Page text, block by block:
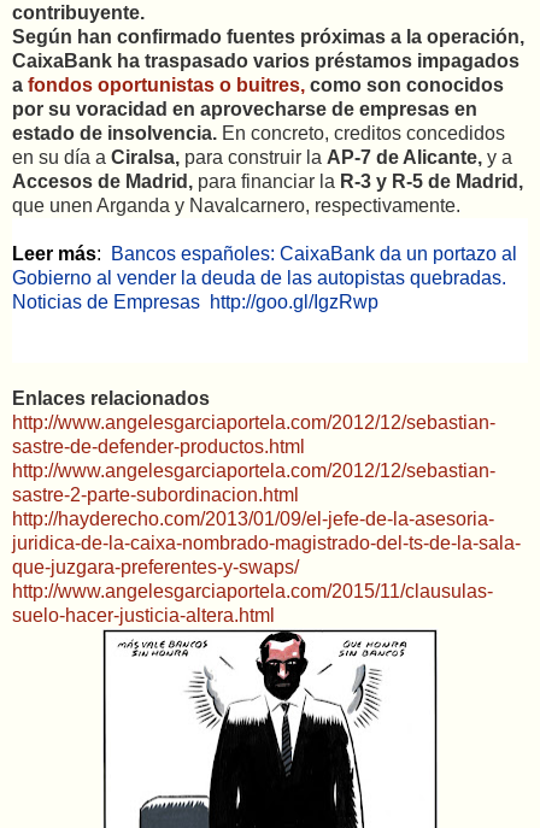
contribuyente.
Según han confirmado fuentes próximas a la operación,
CaixaBank ha traspasado varios préstamos impagados
a fondos oportunistas o buitres, como son conocidos
por su voracidad en aprovecharse de empresas en
estado de insolvencia. En concreto, creditos concedidos
en su día a Ciralsa, para construir la AP-7 de Alicante, y a
Accesos de Madrid, para financiar la R-3 y R-5 de Madrid,
que unen Arganda y Navalcarnero, respectivamente.
Leer más:
Bancos españoles: CaixaBank da un portazo al
Gobierno al vender la deuda de las autopistas quebradas.
Noticias de Empresas http://goo.gl/IgzRwp
http://www.elconfidencial.com/empresas/2016-06-
13/caixabank-da-un-portazo-al-gobierno-al-vender-la-
deuda-de-las-autopistas-quebradas_1215909/?
Enlaces relacionados
http://www.angelesgarciaportela.com/2012/12/sebastian-
sastre-de-defender-productos.html
http://www.angelesgarciaportela.com/2012/12/sebastian-
sastre-2-parte-subordinacion.html
http://hayderecho.com/2013/01/09/el-jefe-de-la-asesoria-
juridica-de-la-caixa-nombrado-magistrado-del-ts-de-la-sala-
que-juzgara-preferentes-y-swaps/
http://www.angelesgarciaportela.com/2015/11/clausulas-
suelo-hacer-justicia-altera.html